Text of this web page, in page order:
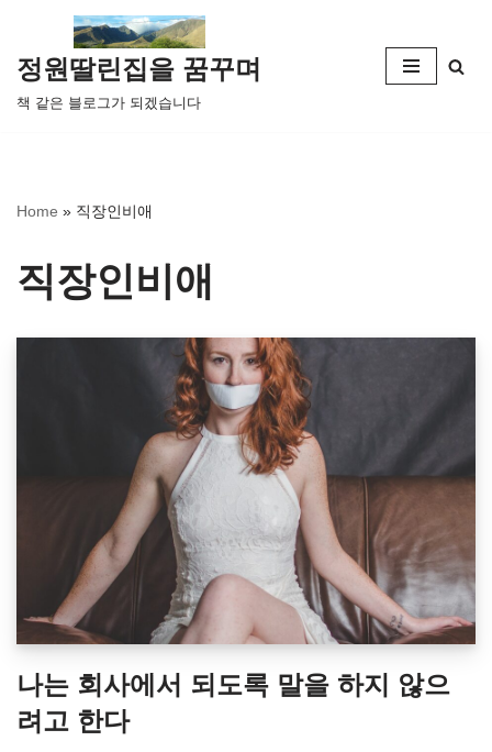
콘
텐
츠
뛰
정원딸린집을 꿈꾸며
책 같은 블로그가 되겠습니다
Home » 직장인비애
직장인비애
나는 회사에서 되도록 말을 하지 않으
려고 한다